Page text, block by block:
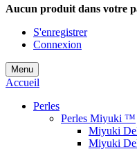
Aucun produit dans votre
S'enregistrer
Connexion
Menu
Accueil
Perles
Perles Miyuki ™
Miyuki
Miyuki